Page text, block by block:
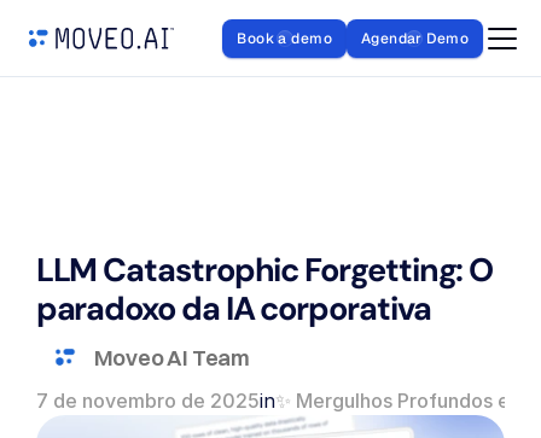
Book a demo Agendar Demo
LLM Catastrophic Forgetting: O
paradoxo da IA corporativa
Moveo AI Team
7 de novembro de 2025in✨ Mergulhos Profundos em